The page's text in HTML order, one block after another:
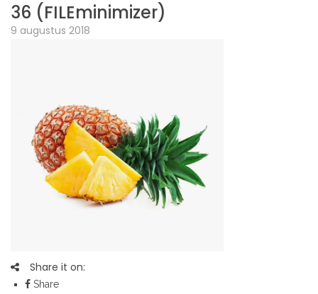
36 (FILEminimizer)
9 augustus 2018
Share it on:
Share